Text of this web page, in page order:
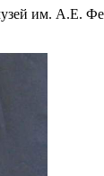
им. А.Е.